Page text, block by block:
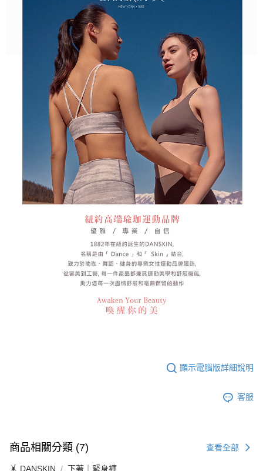
顯示電腦版詳細說明
客服
商品相關分類 (7) 查看全部
🤸 DANSKIN 下著｜緊身褲